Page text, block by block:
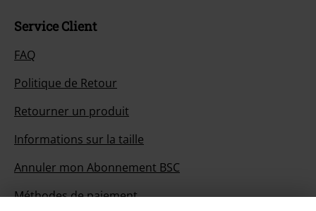
Service Client
FAQ
Politique de Retour
Retourner un produit
Informations sur la taille
Annuler mon Abonnement BSC
Méthodes de paiement